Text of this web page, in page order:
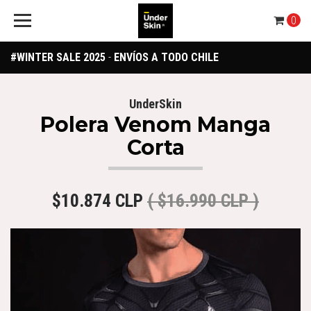
#WINTER SALE 2025 - ENVÍOS A TODO CHILE
0
UnderSkin
Polera Venom Manga
Corta
$10.874 CLP ( $16.990 CLP )